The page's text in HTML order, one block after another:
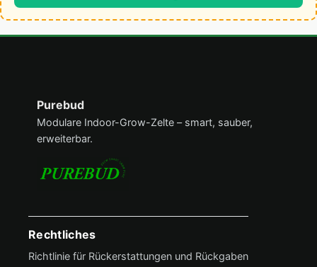
Über PureBud
Purebud
Modulare Indoor-Grow-Zelte – smart, sauber,
erweiterbar.
Rechtliches
Footer Menü
Richtlinie für Rückerstattungen und Rückgaben